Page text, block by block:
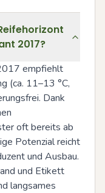
2017?
empfiehlt
(ca. 11–13 °C,
Dank
oft bereits ab
Potenzial reicht
und Ausbau.
und Etikett
langsames